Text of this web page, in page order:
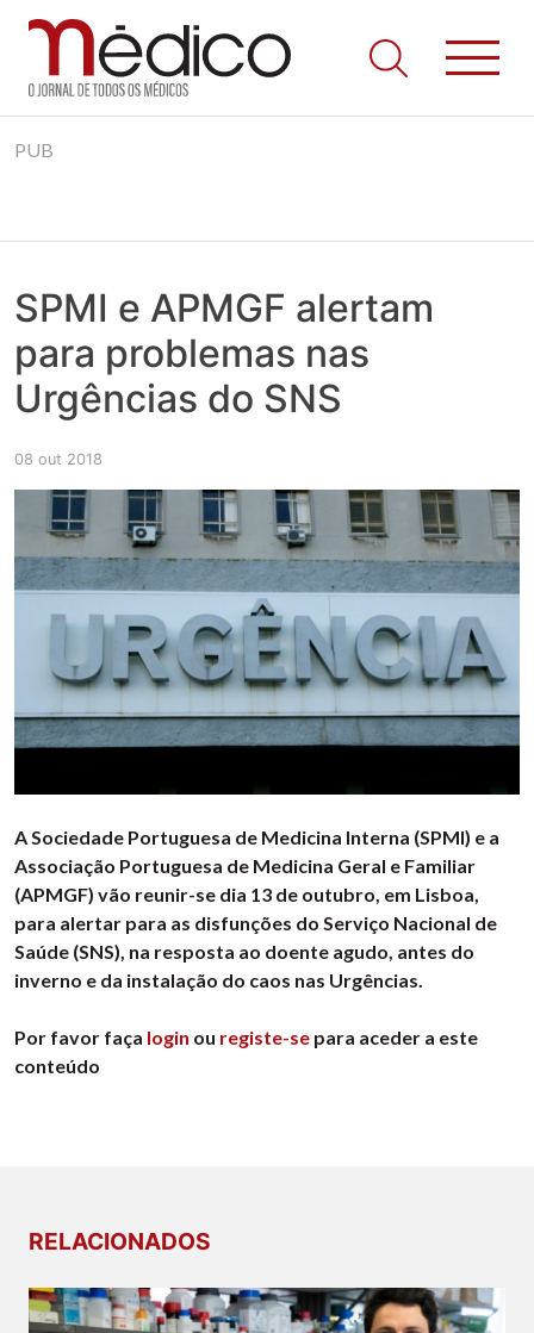
to
Jornal Médico
Médico – O Jornal de Todos os Médicos. Onde as notícias
realmente contam! Tudo o que se passa na Saúde!
PUB
SPMI e APMGF alertam
para problemas nas
Urgências do SNS
08 out 2018
A Sociedade Portuguesa de Medicina Interna (SPMI) e a
Associação Portuguesa de Medicina Geral e Familiar
(APMGF) vão reunir-se dia 13 de outubro, em Lisboa,
para alertar para as disfunções do Serviço Nacional de
Saúde (SNS), na resposta ao doente agudo, antes do
inverno e da instalação do caos nas Urgências.
Por favor faça login ou registe-se para aceder a este
conteúdo
RELACIONADOS